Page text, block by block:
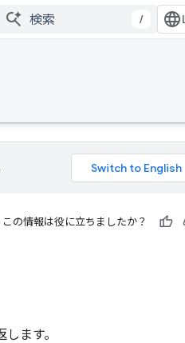
/
この情報は役に立ちましたか？
ます。